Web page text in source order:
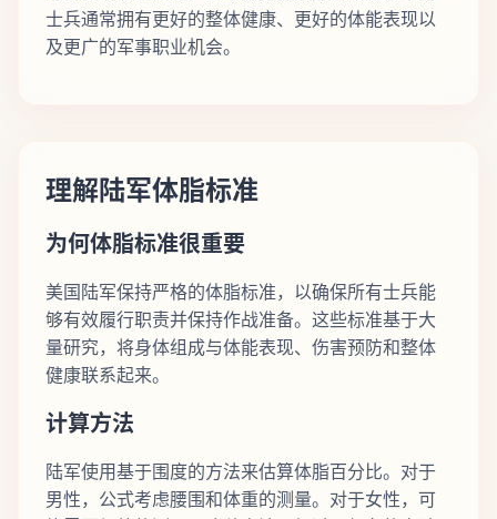
士兵通常拥有更好的整体健康、更好的体能表现以
及更广的军事职业机会。
理解陆军体脂标准
为何体脂标准很重要
美国陆军保持严格的体脂标准，以确保所有士兵能
够有效履行职责并保持作战准备。这些标准基于大
量研究，将身体组成与体能表现、伤害预防和整体
健康联系起来。
计算方法
陆军使用基于围度的方法来估算体脂百分比。对于
男性，公式考虑腰围和体重的测量。对于女性，可